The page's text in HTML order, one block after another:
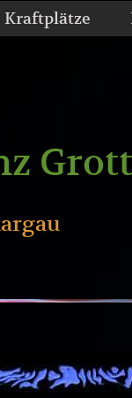
Kraftplätze